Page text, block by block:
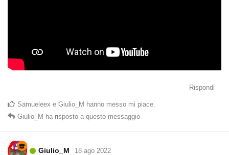
Rispondi
Samueleex e Giulio_M hanno messo mi piace
Giulio_M ha risposto a questo messaggio
Giulio_M 18 ago 2022